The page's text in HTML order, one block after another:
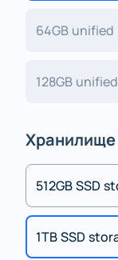
64GB unified
128GB
Хранилище
512GB SSD
1TB SSD